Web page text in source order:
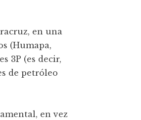
en una
(Humapa,
3P (es decir,
de petróleo
en vez